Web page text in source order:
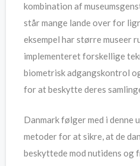
kombination af
står mange lande over for
eksempel har større museer
implementeret forskellige
biometrisk adgangskontrol
for at beskytte deres
Danmark følger med i denne
metoder for at sikre, at de
beskyttede mod nutidens og